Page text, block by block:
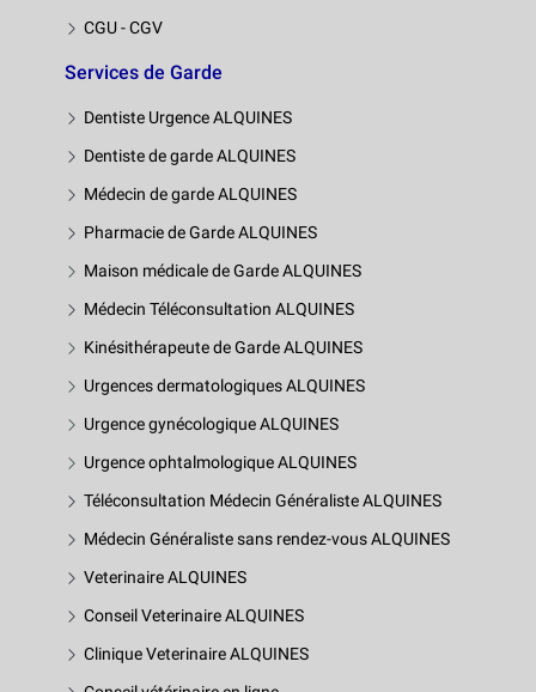
CGU - CGV
Services de Garde
Dentiste Urgence ALQUINES
Dentiste de garde ALQUINES
Médecin de garde ALQUINES
Pharmacie de Garde ALQUINES
Maison médicale de Garde ALQUINES
Médecin Téléconsultation ALQUINES
Kinésithérapeute de Garde ALQUINES
Urgences dermatologiques ALQUINES
Urgence gynécologique ALQUINES
Urgence ophtalmologique ALQUINES
Téléconsultation Médecin Généraliste ALQUINES
Médecin Généraliste sans rendez-vous ALQUINES
Veterinaire ALQUINES
Conseil Veterinaire ALQUINES
Clinique Veterinaire ALQUINES